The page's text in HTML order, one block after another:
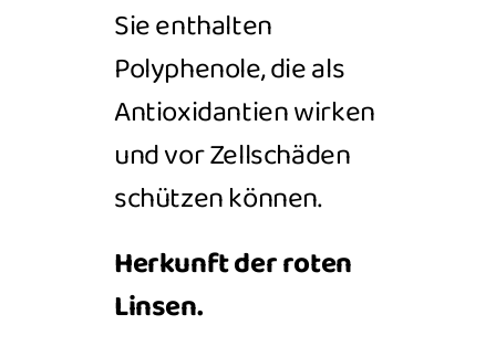
Sie enthalten
Polyphenole, die als
Antioxidantien wirken
und vor Zellschäden
schützen können.
Herkunft der roten
Linsen.